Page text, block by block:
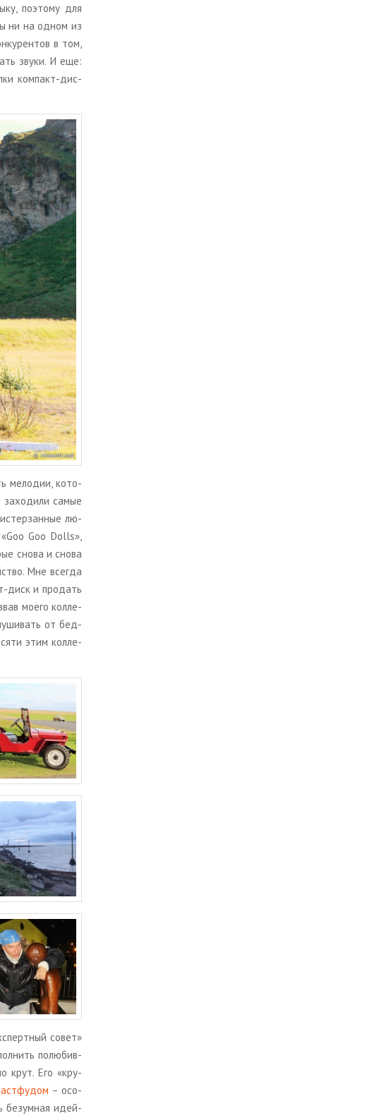
по­это­му для
ни на одном из
в том,
звуки. И еще:
ком­пакт-дис­
ме­ло­дии, ко­то­
за­хо­ди­ли самые
ис­тер­зан­ные лю­
Goo Dolls»,
снова и снова
Мне все­гда
диск и про­дать
моего кол­ле­
от бед­
этим кол­ле­
совет»
по­лю­бив­
крут. Его «кру­
– осо­
безум­ная идей­